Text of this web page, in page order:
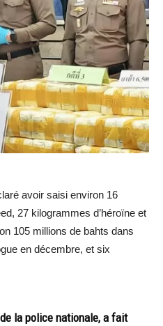
avoir saisi environ 16
27 kilogrammes d’héroïne et
105 millions de bahts dans
en décembre, et six
la police nationale, a fait